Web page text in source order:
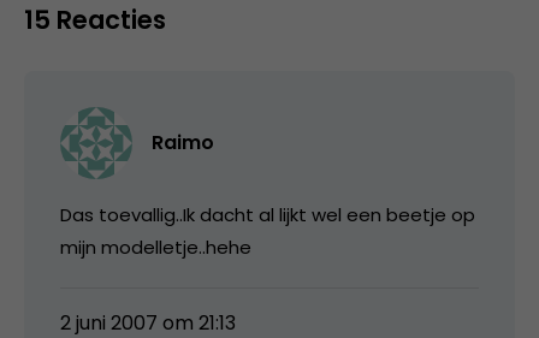
15 Reacties
Raimo
Das toevallig..Ik dacht al lijkt wel een beetje op
mijn modelletje..hehe
2 juni 2007 om 21:13